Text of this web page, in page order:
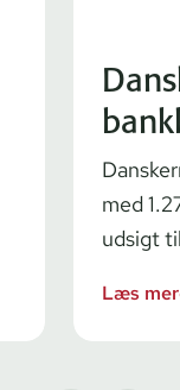
med
udsigt
Læs